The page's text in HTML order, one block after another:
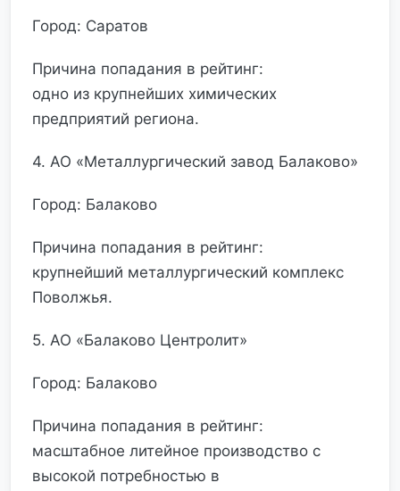
Город: Саратов
Причина попадания в рейтинг:
одно из крупнейших химических
предприятий региона.
4. АО «Металлургический завод Балаково»
Город: Балаково
Причина попадания в рейтинг:
крупнейший металлургический комплекс
Поволжья.
5. АО «Балаково Центролит»
Город: Балаково
Причина попадания в рейтинг:
масштабное литейное производство с
высокой потребностью в